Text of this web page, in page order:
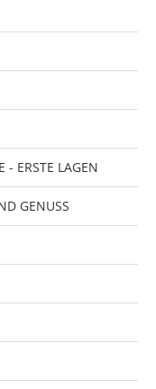
- ERSTE LAGEN
GENUSS